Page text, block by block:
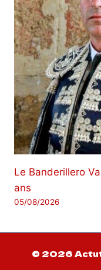
Le Banderillero
ans
05/08/2026
© 2026